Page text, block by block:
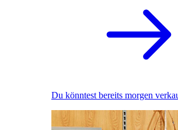
Du könntest bereits morgen